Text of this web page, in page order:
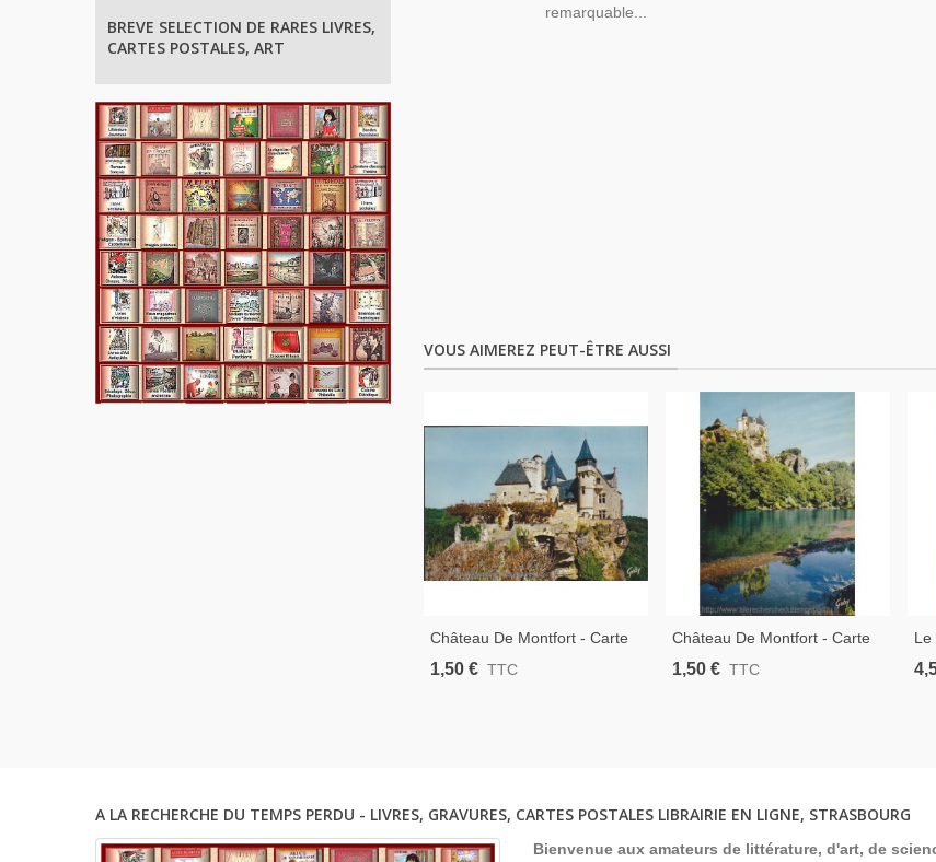
BREVE SELECTION DE RARES LIVRES,
CARTES POSTALES, ART
remarquable...
VOUS AIMEREZ PEUT-ÊTRE AUSSI
Château De Montfort - Carte
Postale Département 24
1,50 € TTC
Château De Montfort - Carte
Postale Département 24
1,50 € TTC
Le
A LA RECHERCHE DU TEMPS PERDU - LIVRES, GRAVURES, CARTES POSTALES LIBRAIRIE EN LIGNE, STRASBOURG
Bienvenue aux amateurs de littérature, d'art, de